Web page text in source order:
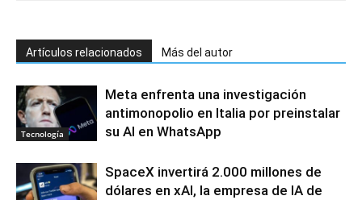
Artículos relacionados Más del autor
Tecnología
Meta enfrenta una investigación
antimonopolio en Italia por preinstalar
su AI en WhatsApp
SpaceX invertirá 2.000 millones de
dólares en xAI, la empresa de IA de